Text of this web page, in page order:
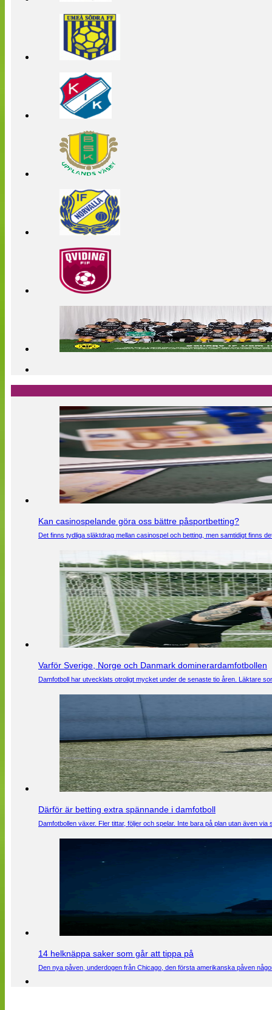
Kan casinospelande göra oss bättre påsportbetting?
Det finns tydliga släktdrag mellan casinospel och betting, men samtidigt finns
Varför Sverige, Norge och Danmark dominerardamfotbollen
Damfotboll har utvecklats otroligt mycket under de senaste tio åren. Läktare
Därför är betting extra spännande i damfotboll
Damfotbollen växer. Fler tittar, följer och spelar. Inte bara på plan utan även
14 helknäppa saker som går att tippa på
Den nya påven, underdogen från Chicago, den första amerikanska påven